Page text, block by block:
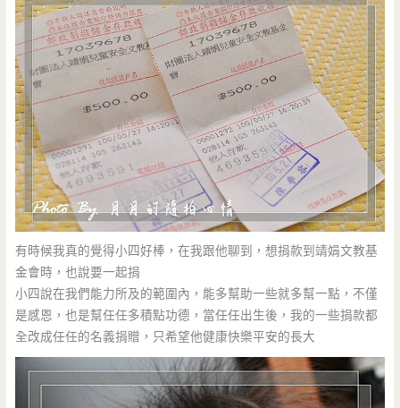
有時候我真的覺得小四好棒，在我跟他聊到，想捐款到靖娟文教基
金會時，也說要一起捐
小四說在我們能力所及的範圍內，能多幫助一些就多幫一點，不僅
是感恩，也是幫任任多積點功德，當任任出生後，我的一些捐款都
全改成任任的名義捐贈，只希望他健康快樂平安的長大